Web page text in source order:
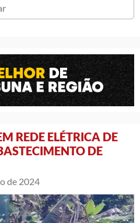
REDE ELÉTRICA DE
DE
de 2024